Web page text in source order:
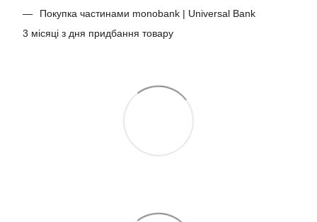
Покупка частинами monobank | Universal Bank
3 місяці з дня придбання товару